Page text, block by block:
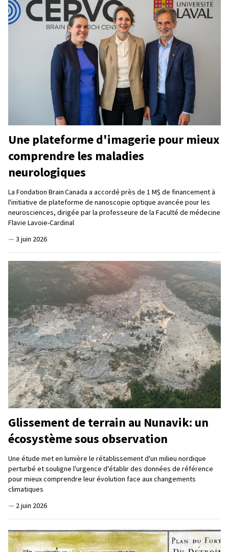
Une plateforme d'imagerie pour mieux
comprendre les maladies
neurologiques
La Fondation Brain Canada a accordé près de 1 M$ de financement à
l'initiative de plateforme de nanoscopie optique avancée pour les
neurosciences, dirigée par la professeure de la Faculté de médecine
Flavie Lavoie-Cardinal
— 3 juin 2026
Glissement de terrain au Nunavik: un
écosystème sous observation
Une étude met en lumière le rétablissement d'un milieu nordique
perturbé et souligne l'urgence d'établir des données de référence
pour mieux comprendre leur évolution face aux changements
climatiques
— 2 juin 2026